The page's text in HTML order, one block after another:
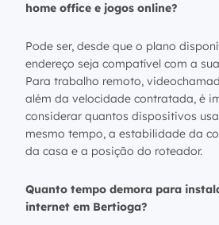
home office e jogos online?
Pode ser, desde que o plano
endereço seja compatível com a
Para trabalho remoto,
além da velocidade contratada, é
considerar quantos dispositivos
mesmo tempo, a estabilidade da
da casa e a posição do roteador.
Quanto tempo demora para
internet em Bertioga?